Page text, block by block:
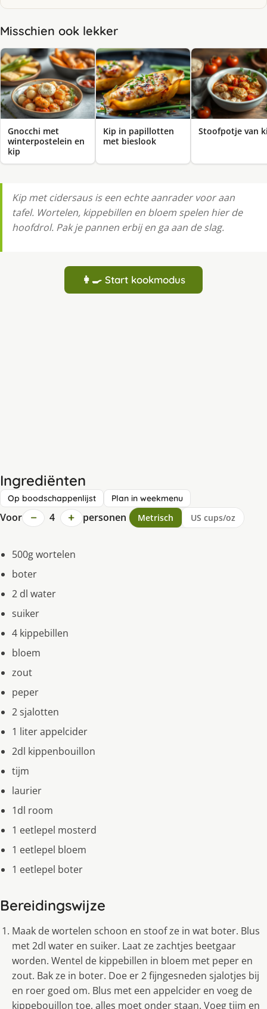
Misschien ook lekker
Gnocchi met
winterpostelein en
kip
Kip in papillotten
met bieslook
Stoofpotje van
Kip met cidersaus is een echte aanrader voor aan
tafel. Wortelen, kippebillen en bloem spelen hier de
hoofdrol. Pak je pannen erbij en ga aan de slag.
👩‍🍳 Start kookmodus
Ingrediënten
Op boodschappenlijst Plan in weekmenu
Voor − 4 + personen Metrisch US cups/oz
500g wortelen
boter
2 dl water
suiker
4 kippebillen
bloem
zout
peper
2 sjalotten
1 liter appelcider
2dl kippenbouillon
tijm
laurier
1dl room
1 eetlepel mosterd
1 eetlepel bloem
1 eetlepel boter
Bereidingswijze
Maak de wortelen schoon en stoof ze in wat boter. Blus
met 2dl water en suiker. Laat ze zachtjes beetgaar
worden. Wentel de kippebillen in bloem met peper en
zout. Bak ze in boter. Doe er 2 fijngesneden sjalotjes bij
en roer goed om. Blus met een appelcider en voeg de
kippebouillon toe, alles moet onder staan. Voeg tijm en